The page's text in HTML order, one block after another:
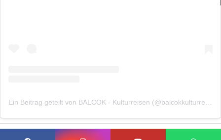
Ein Beitrag geteilt von BALCOK - Kulturreisen (@balcokkulturreisen)